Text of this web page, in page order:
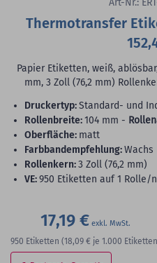
Art-Nr.:
Thermotransfer
Papier Etiketten, weiß,
mm, 3 Zoll (76,2 mm)
Druckertyp:Standard- und
Rollenbreite:104 mm -
Oberfläche: matt
Farbbandempfehlung:Wachs
Rollenkern:3 Zoll (76,2 mm)
VE:950 Etiketten auf 1 Rolle/n
17,19 €
950 Etiketten (18,09 € je 1.000